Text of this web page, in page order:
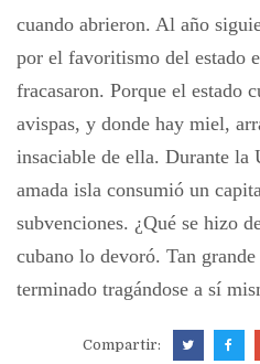
cuando abrieron. Al año
por el favoritismo del estado
fracasaron. Porque el estado
avispas, y donde hay miel,
insaciable de ella. Durante la
amada isla consumió un
subvenciones. ¿Qué se hizo
cubano lo devoró. Tan
terminado tragándose a sí
Compartir: